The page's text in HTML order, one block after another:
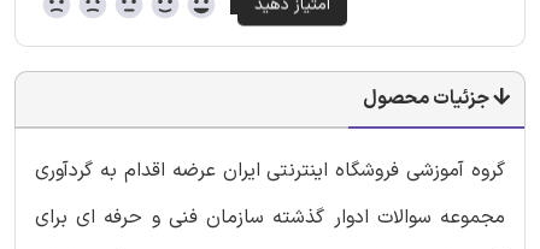
جزئیات محصول
گروه آموزشی فروشگاه اینترنتی ایران عرضه اقدام به گردآوری
مجموعه سوالات ادوار گذشته سازمان فنی و حرفه ای برای